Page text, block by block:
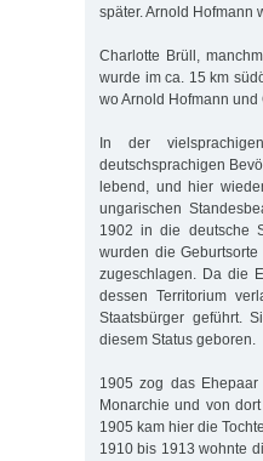
später. Arnold Hofmann
Charlotte Brüll,
wurde im ca. 15 km
wo Arnold Hofmann und
In der
deutschsprachigen
lebend, und hier
ungarischen
1902 in die deutsche
wurden die
zugeschlagen. Da die
dessen Territorium
Staatsbürger geführt.
diesem Status geboren.
1905 zog das
Monarchie und von
1905 kam hier die
1910 bis 1913 wohnte